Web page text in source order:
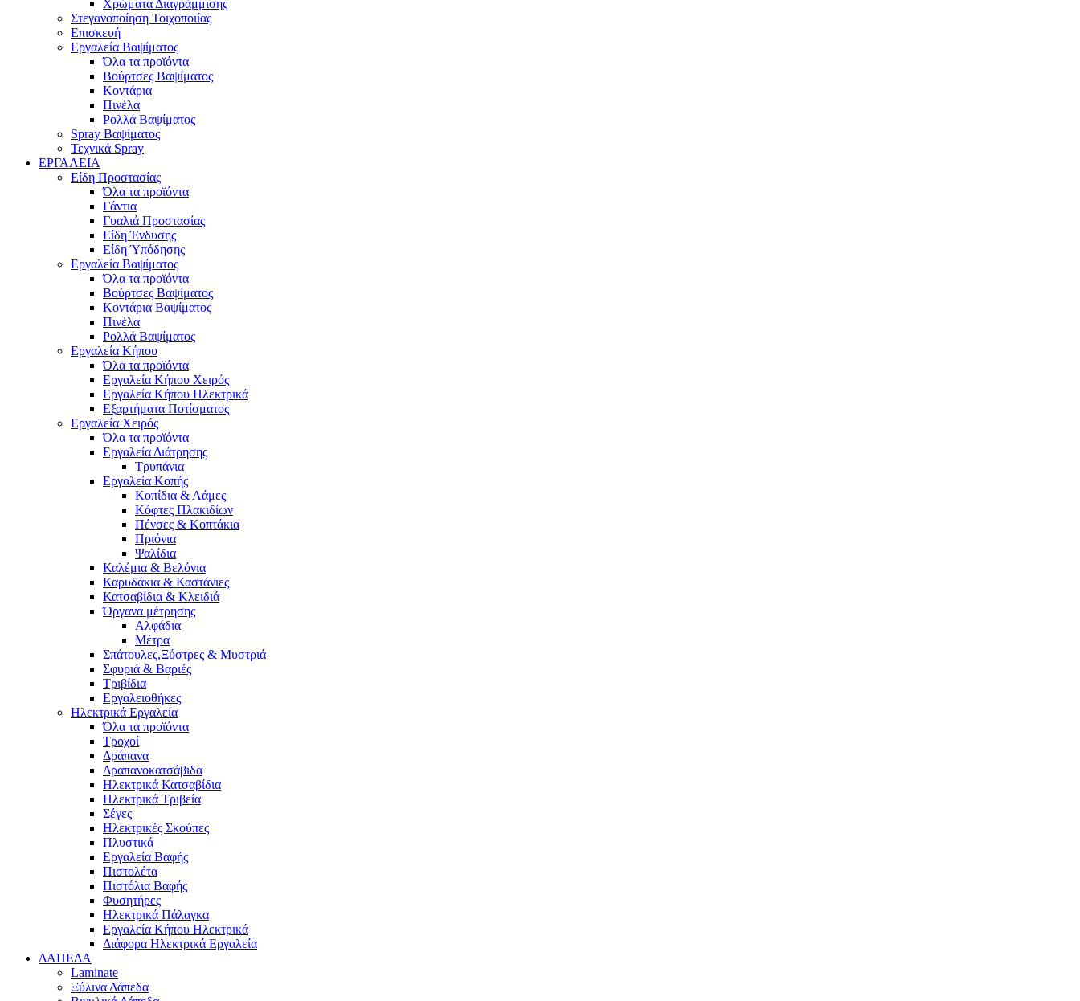
Χρώματα Διαγράμμισης
Στεγανοποίηση Τοιχοποιίας
Επισκευή
Εργαλεία Βαψίματος
Όλα τα προϊόντα
Βούρτσες Βαψίματος
Κοντάρια
Πινέλα
Ρολλά Βαψίματος
Spray Βαψίματος
Τεχνικά Spray
ΕΡΓΑΛΕΙΑ
Είδη Προστασίας
Όλα τα προϊόντα
Γάντια
Γυαλιά Προστασίας
Είδη Ένδυσης
Είδη Ύπόδησης
Εργαλεία Βαψίματος
Όλα τα προϊόντα
Βούρτσες Βαψίματος
Κοντάρια Βαψίματος
Πινέλα
Ρολλά Βαψίματος
Εργαλεία Κήπου
Όλα τα προϊόντα
Εργαλεία Κήπου Χειρός
Εργαλεία Κήπου Ηλεκτρικά
Εξαρτήματα Ποτίσματος
Εργαλεία Χειρός
Όλα τα προϊόντα
Εργαλεία Διάτρησης
Τρυπάνια
Εργαλεία Κοπής
Κοπίδια & Λάμες
Κόφτες Πλακιδίων
Πένσες & Κοπτάκια
Πριόνια
Ψαλίδια
Καλέμια & Βελόνια
Καρυδάκια & Καστάνιες
Κατσαβίδια & Κλειδιά
Όργανα μέτρησης
Αλφάδια
Μέτρα
Σπάτουλες,Ξύστρες & Μυστριά
Σφυριά & Βαριές
Τριβίδια
Εργαλειοθήκες
Ηλεκτρικά Εργαλεία
Όλα τα προϊόντα
Τροχοί
Δράπανα
Δραπανοκατσάβιδα
Ηλεκτρικά Κατσαβίδια
Ηλεκτρικά Τριβεία
Σέγες
Ηλεκτρικές Σκούπες
Πλυστικά
Εργαλεία Βαφής
Πιστολέτα
Πιστόλια Βαφής
Φυσητήρες
Ηλεκτρικά Πάλαγκα
Εργαλεία Κήπου Ηλεκτρικά
Διάφορα Ηλεκτρικά Εργαλεία
ΔΑΠΕΔΑ
Laminate
Ξύλινα Δάπεδα